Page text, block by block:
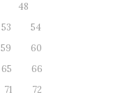
48
53
54
59
60
65
66
71
72